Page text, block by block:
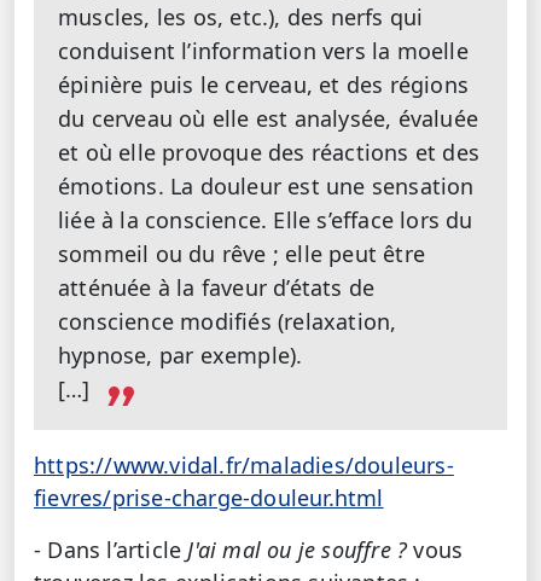
muscles, les os, etc.), des nerfs qui
conduisent l’information vers la moelle
épinière puis le cerveau, et des régions
du cerveau où elle est analysée, évaluée
et où elle provoque des réactions et des
émotions. La douleur est une sensation
liée à la conscience. Elle s’efface lors du
sommeil ou du rêve ; elle peut être
atténuée à la faveur d’états de
conscience modifiés (relaxation,
hypnose, par exemple).
[…]
https://www.vidal.fr/maladies/douleurs-
fievres/prise-charge-douleur.html
- Dans l’article J'ai mal ou je souffre ?vous